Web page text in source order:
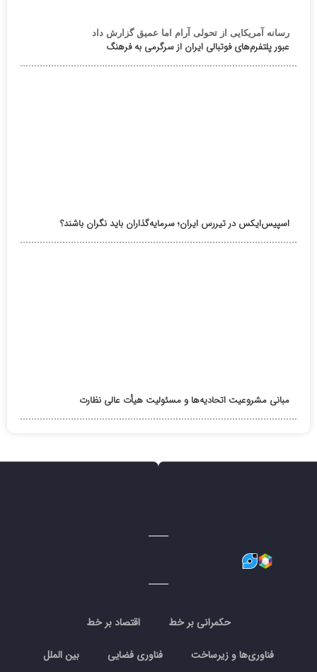
رسانه آمریکایی از تحولی آرام اما عمیق گزارش داد
عبور پلتفرم‌های فوتبالی ایران از سرگرمی به فرهنگ
اسپیس‌ایکس در تیررس ایران؛ سرمایه‌گذاران باید نگران باشند؟
مبانی مشروعیت اتحادیه‌ها و مسئولیت هیأت عالی نظارت
حکمرانی بر خط اقتصاد بر خط
فناوری‌ها و زیرساخت فناوری فضایی بین الملل